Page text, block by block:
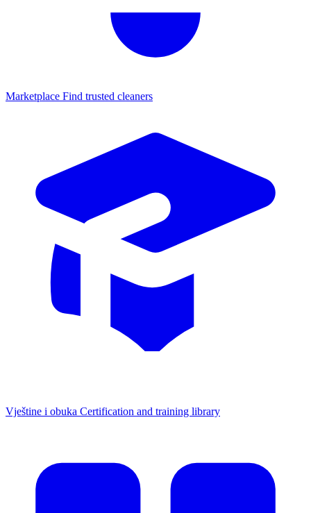
Marketplace Find trusted cleaners
Vještine i obuka Certification and training library